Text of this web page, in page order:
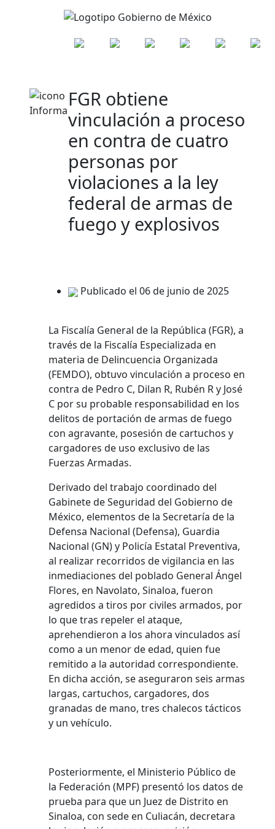
FGR obtiene
vinculación a proceso
en contra de cuatro
personas por
violaciones a la ley
federal de armas de
fuego y explosivos
Publicado el 06 de junio de 2025
La Fiscalía General de la República (FGR), a
través de la Fiscalía Especializada en
materia de Delincuencia Organizada
(FEMDO), obtuvo vinculación a proceso en
contra de Pedro C, Dilan R, Rubén R y José
C por su probable responsabilidad en los
delitos de portación de armas de fuego
con agravante, posesión de cartuchos y
cargadores de uso exclusivo de las
Fuerzas Armadas.
Derivado del trabajo coordinado del
Gabinete de Seguridad del Gobierno de
México, elementos de la Secretaría de la
Defensa Nacional (Defensa), Guardia
Nacional (GN) y Policía Estatal Preventiva,
al realizar recorridos de vigilancia en las
inmediaciones del poblado General Ángel
Flores, en Navolato, Sinaloa, fueron
agredidos a tiros por civiles armados, por
lo que tras repeler el ataque,
aprehendieron a los ahora vinculados así
como a un menor de edad, quien fue
remitido a la autoridad correspondiente.
En dicha acción, se aseguraron seis armas
largas, cartuchos, cargadores, dos
granadas de mano, tres chalecos tácticos
y un vehículo.
Posteriormente, el Ministerio Público de
la Federación (MPF) presentó los datos de
prueba para que un Juez de Distrito en
Sinaloa, con sede en Culiacán, decretara